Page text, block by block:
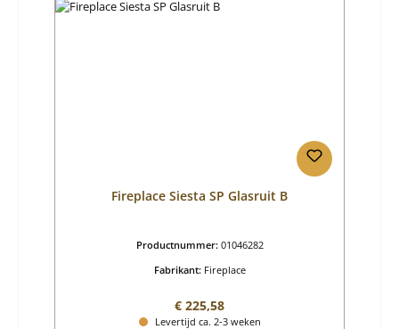
Fireplace Siesta SP Glasruit B
Productnummer: 01046282
Fabrikant: Fireplace
Normale prijs:
€ 225,58
Levertijd ca. 2-3 weken